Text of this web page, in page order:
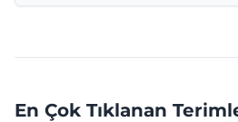
En Çok Tıklanan